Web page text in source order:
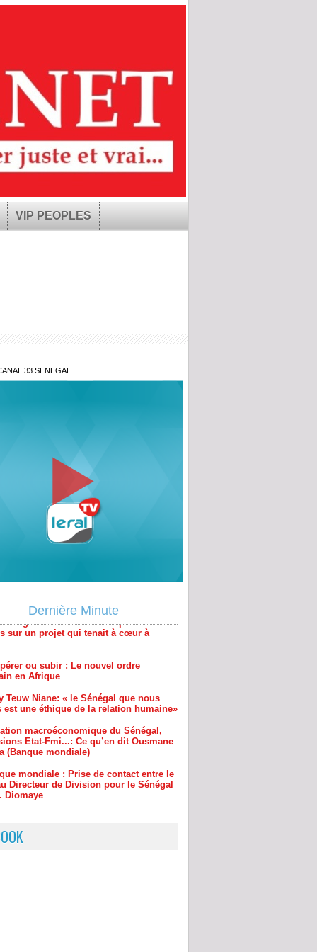
VIP PEOPLES
33 SENEGAL
Dernière Minute
ou subir : Le nouvel ordre
en Afrique
est une éthique de la relation humaine»
Etat-Fmi...: Ce qu’en dit Ousmane
(Banque mondiale)
mondiale : Prise de contact entre le
Directeur de Division pour le Sénégal
Diomaye
: le maire Djibril Sonko ira
au procureur s’il ne…